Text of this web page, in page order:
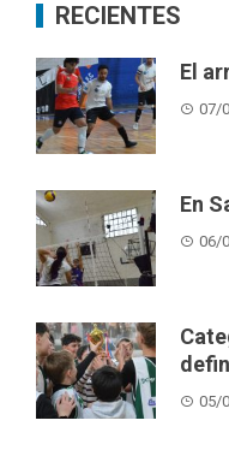
RECIENTES
El
07/
En
06/
05/